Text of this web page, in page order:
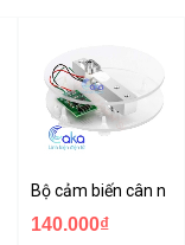
loadcell 5KG khung
Bộ cảm biến cân
140.000₫